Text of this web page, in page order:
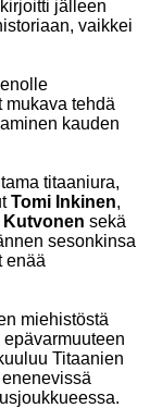
jälleen
vaikkei
tehdä
kauden
titaaniura,
Tomi Inkinen,
sekä
sesonkinsa
enää
miehistöstä
Titaanien